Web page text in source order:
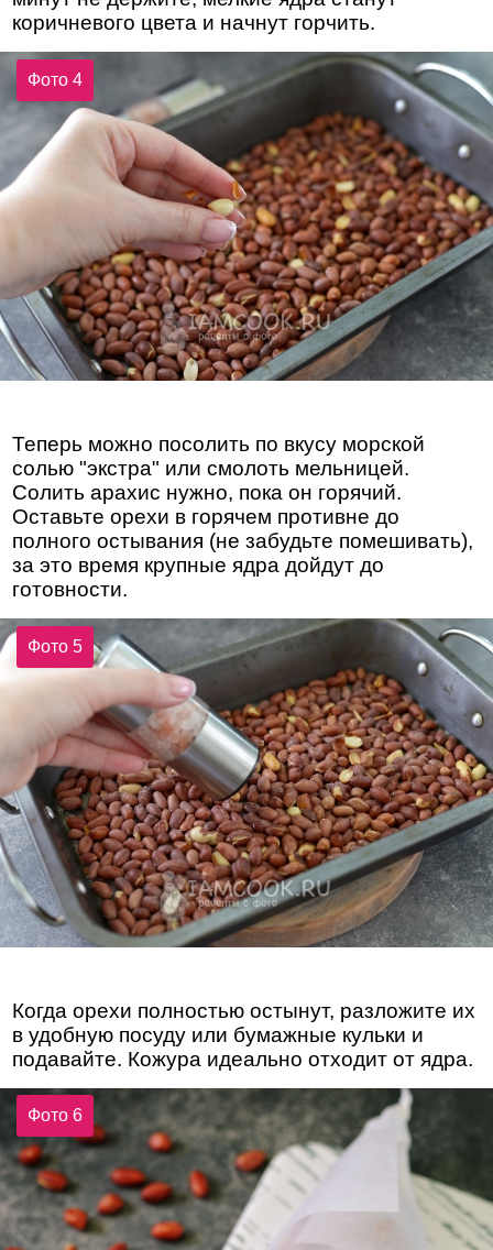
коричневого цвета и начнут горчить.
Фото 4
Теперь можно посолить по вкусу морской
солью "экстра" или смолоть мельницей.
Солить арахис нужно, пока он горячий.
Оставьте орехи в горячем противне до
полного остывания (не забудьте помешивать),
за это время крупные ядра дойдут до
готовности.
Фото 5
Когда орехи полностью остынут, разложите их
в удобную посуду или бумажные кульки и
подавайте. Кожура идеально отходит от ядра.
Фото 6